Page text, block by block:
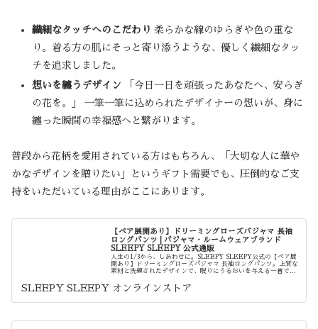
繊細なタッチへのこだわり 柔らかな線のゆらぎや色の重な
り。着る方の肌にそっと寄り添うような、優しく繊細なタッ
チを追求しました。
想いを纏うデザイン 「今日一日を頑張ったあなたへ、安らぎ
の花を。」 一筆一筆に込められたデザイナーの想いが、身に
纏った瞬間の幸福感へと繋がります。
普段から花柄を愛用されている方はもちろん、「大切な人に華や
かなデザインを贈りたい」というギフト需要でも、圧倒的なご支
持をいただいている理由がここにあります。
【ペア展開あり】ドリーミングローズパジャマ 長袖
ロングパンツ | パジャマ・ルームウェアブランド
SLEEPY SLEEPY 公式通販
人生の1/3から、しあわせに。SLEEPY SLEEPY公式の【ペア展
開あり】ドリーミングローズパジャマ 長袖ロングパンツ。上質な
素材と洗練されたデザインで、眠りにうるおいを与える一着で
SLEEPY SLEEPY オンラインストア